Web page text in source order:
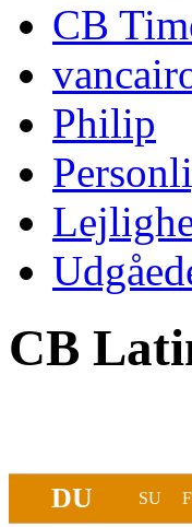
CB
Philip
CB
DU SU